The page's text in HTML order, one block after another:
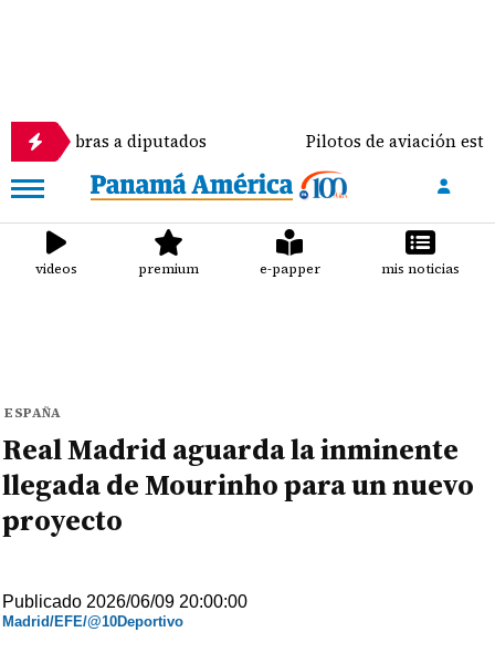
a diputados Pilotos de aviación están
videos premium e-papper mis noticias
ESPAÑA
Real Madrid aguarda la inminente
llegada de Mourinho para un nuevo
proyecto
Publicado 2026/06/09 20:00:00
Madrid/EFE/@10Deportivo